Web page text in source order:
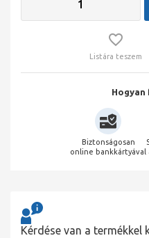
Listára teszem
Biztonságosan
online bankkártyával
Kérdése van a termékkel